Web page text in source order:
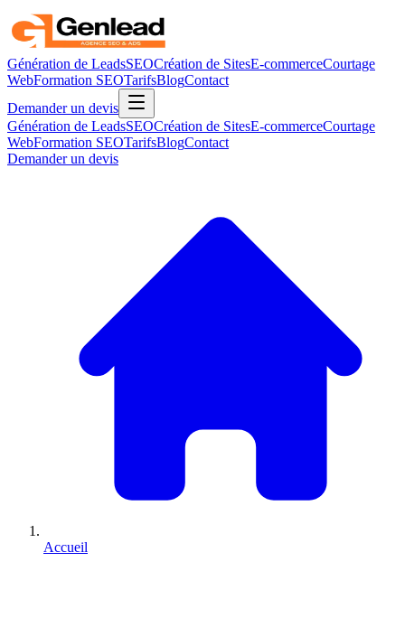
Génération de LeadsSEOCréation de SitesE-commerceCourtage
WebFormation SEOTarifsBlogContact
Demander un devis
Génération de LeadsSEOCréation de SitesE-commerceCourtage
WebFormation SEOTarifsBlogContact
Demander un devis
Accueil